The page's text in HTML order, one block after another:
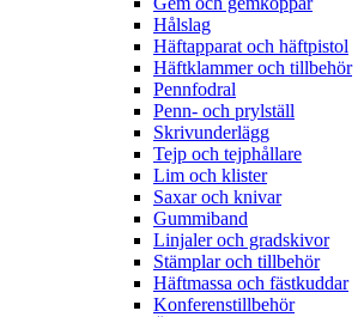
Hålslag
Häftapparat och häftpistol
Häftklammer och tillbehör
Pennfodral
Penn- och prylställ
Skrivunderlägg
Tejp och tejphållare
Lim och klister
Saxar och knivar
Gummiband
Linjaler och gradskivor
Stämplar och tillbehör
Häftmassa och fästkuddar
Konferenstillbehör